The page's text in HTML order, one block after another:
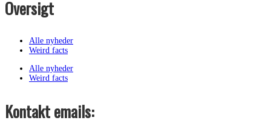
Oversigt
Alle nyheder
Weird facts
Alle nyheder
Weird facts
Kontakt emails: